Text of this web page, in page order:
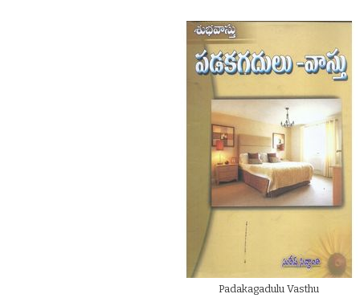
Padakagadulu Vasthu